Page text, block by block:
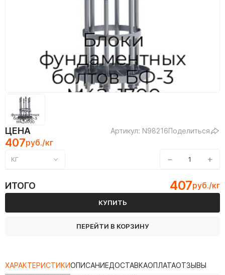
ЦЕНА Артикул: N98216Поделиться
407руб./кг
КГ − +
ИТОГО 407руб./кг
КУПИТЬ
ПЕРЕЙТИ В КОРЗИНУ
ХАРАКТЕРИСТИКИОПИСАНИЕДОСТАВКАОПЛАТАОТЗЫВЫ